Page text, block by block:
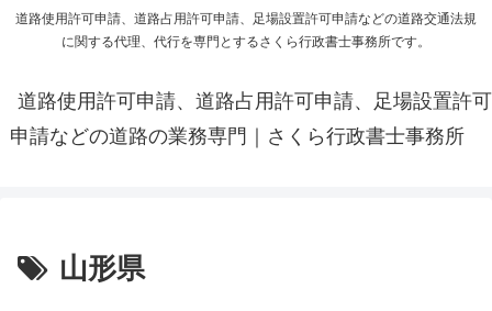
道路使用許可申請、道路占用許可申請、足場設置許可申請などの道路交通法規
に関する代理、代行を専門とするさくら行政書士事務所です。
道路使用許可申請、道路占用許可申請、足場設置許可
申請などの道路の業務専門｜さくら行政書士事務所
山形県